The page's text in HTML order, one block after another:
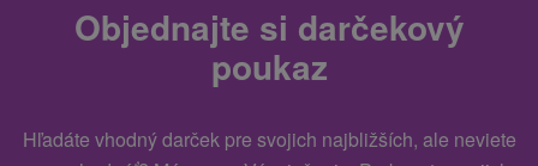
Objednajte si darčekový
poukaz
Hľadáte vhodný darček pre svojich najbližších, ale neviete